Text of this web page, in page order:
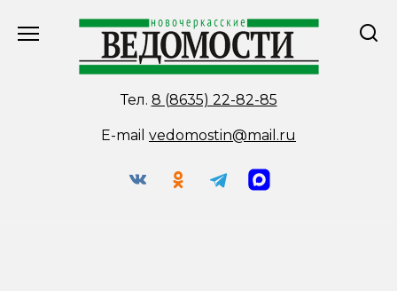
Тел. 8 (8635) 22-82-85
E-mail vedomostin@mail.ru